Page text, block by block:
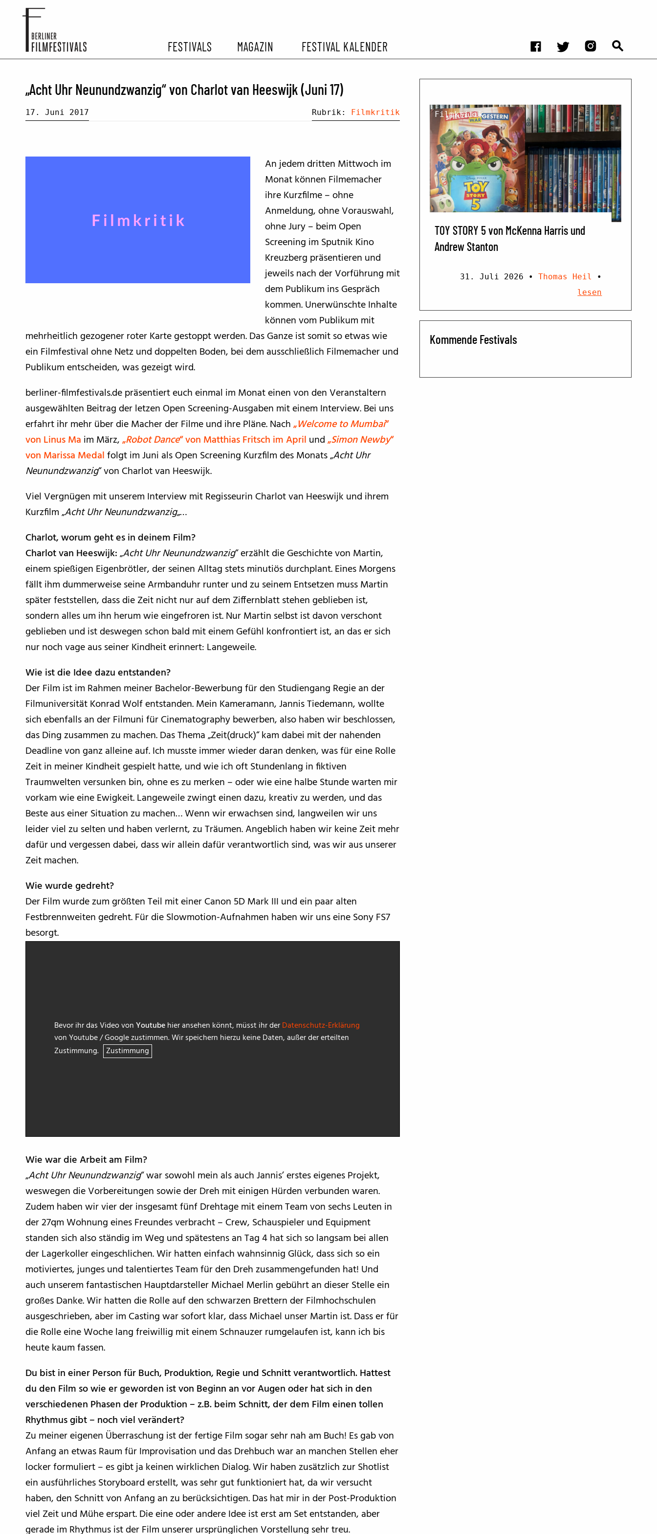
FESTIVALS
ARCHIV EHEMALIGER FILMFESTIVALS
MAGAZIN
FESTIVALBERICHTE
FILMKRITIKEN
FILM- UND SERIEN-TIPPS
BFF ON THE ROAD
FESTIVAL KALENDER
„Acht Uhr Neunundzwanzig“ von Charlot van Heeswijk (Juni 17)
17. Juni 2017 Rubrik: Filmkritik
An jedem dritten Mittwoch im
Monat können Filmemacher
ihre Kurzfilme – ohne
Anmeldung, ohne Vorauswahl,
ohne Jury – beim Open
Screening im Sputnik Kino
Kreuzberg präsentieren und
jeweils nach der Vorführung mit
dem Publikum ins Gespräch
kommen. Unerwünschte Inhalte
können vom Publikum mit
mehrheitlich gezogener roter Karte gestoppt werden. Das Ganze ist somit so etwas wie
ein Filmfestival ohne Netz und doppelten Boden, bei dem ausschließlich Filmemacher und
Publikum entscheiden, was gezeigt wird.
berliner-filmfestivals.de präsentiert euch einmal im Monat einen von den Veranstaltern
ausgewählten Beitrag der letzen Open Screening-Ausgaben mit einem Interview. Bei uns
erfahrt ihr mehr über die Macher der Filme und ihre Pläne. Nach„Welcome to Mumbai“
von Linus Ma im März,„Robot Dance“ von Matthias Fritsch im April und„Simon Newby“
von Marissa Medalfolgt im Juni als Open Screening Kurzfilm des Monats „Acht Uhr
Neunundzwanzig“ von Charlot van Heeswijk.
Viel Vergnügen mit unserem Interview mit Regisseurin Charlot van Heeswijk und ihrem
Kurzfilm „Acht Uhr Neunundzwanzig„…
Charlot, worum geht es in deinem Film?
Charlot van Heeswijk:„Acht Uhr Neunundzwanzig“ erzählt die Geschichte von Martin,
einem spießigen Eigenbrötler, der seinen Alltag stets minutiös durchplant. Eines Morgens
fällt ihm dummerweise seine Armbanduhr runter und zu seinem Entsetzen muss Martin
später feststellen, dass die Zeit nicht nur auf dem Ziffernblatt stehen geblieben ist,
sondern alles um ihn herum wie eingefroren ist. Nur Martin selbst ist davon verschont
geblieben und ist deswegen schon bald mit einem Gefühl konfrontiert ist, an das er sich
nur noch vage aus seiner Kindheit erinnert: Langeweile.
Wie ist die Idee dazu entstanden?
Der Film ist im Rahmen meiner Bachelor-Bewerbung für den Studiengang Regie an der
Filmuniversität Konrad Wolf entstanden. Mein Kameramann, Jannis Tiedemann, wollte
sich ebenfalls an der Filmuni für Cinematography bewerben, also haben wir beschlossen,
das Ding zusammen zu machen. Das Thema „Zeit(druck)“ kam dabei mit der nahenden
Deadline von ganz alleine auf. Ich musste immer wieder daran denken, was für eine Rolle
Zeit in meiner Kindheit gespielt hatte, und wie ich oft Stundenlang in fiktiven
Traumwelten versunken bin, ohne es zu merken – oder wie eine halbe Stunde warten mir
vorkam wie eine Ewigkeit. Langeweile zwingt einen dazu, kreativ zu werden, und das
Beste aus einer Situation zu machen… Wenn wir erwachsen sind, langweilen wir uns
leider viel zu selten und haben verlernt, zu Träumen. Angeblich haben wir keine Zeit mehr
dafür und vergessen dabei, dass wir allein dafür verantwortlich sind, was wir aus unserer
Zeit machen.
Wie wurde gedreht?
Der Film wurde zum größten Teil mit einer Canon 5D Mark III und ein paar alten
Festbrennweiten gedreht. Für die Slowmotion-Aufnahmen haben wir uns eine Sony FS7
besorgt.
Bevor ihr das Video vonYoutubehier ansehen könnt, müsst ihr derDatenschutz-Erklärung
von Youtube / Google zustimmen. Wir speichern hierzu keine Daten, außer der erteilten
Zustimmung. Zustimmung
Wie war die Arbeit am Film?
„Acht Uhr Neunundzwanzig“ war sowohl mein als auch Jannis’ erstes eigenes Projekt,
weswegen die Vorbereitungen sowie der Dreh mit einigen Hürden verbunden waren.
Zudem haben wir vier der insgesamt fünf Drehtage mit einem Team von sechs Leuten in
der 27qm Wohnung eines Freundes verbracht – Crew, Schauspieler und Equipment
standen sich also ständig im Weg und spätestens an Tag 4 hat sich so langsam bei allen
der Lagerkoller eingeschlichen. Wir hatten einfach wahnsinnig Glück, dass sich so ein
motiviertes, junges und talentiertes Team für den Dreh zusammengefunden hat! Und
auch unserem fantastischen Hauptdarsteller Michael Merlin gebührt an dieser Stelle ein
großes Danke. Wir hatten die Rolle auf den schwarzen Brettern der Filmhochschulen
ausgeschrieben, aber im Casting war sofort klar, dass Michael unser Martin ist. Dass er für
die Rolle eine Woche lang freiwillig mit einem Schnauzer rumgelaufen ist, kann ich bis
heute kaum fassen.
Du bist in einer Person für Buch, Produktion, Regie und Schnitt verantwortlich. Hattest
du den Film so wie er geworden ist von Beginn an vor Augen oder hat sich in den
verschiedenen Phasen der Produktion – z.B. beim Schnitt, der dem Film einen tollen
Rhythmus gibt – noch viel verändert?
Zu meiner eigenen Überraschung ist der fertige Film sogar sehr nah am Buch! Es gab von
Anfang an etwas Raum für Improvisation und das Drehbuch war an manchen Stellen eher
locker formuliert – es gibt ja keinen wirklichen Dialog. Wir haben zusätzlich zur Shotlist
ein ausführliches Storyboard erstellt, was sehr gut funktioniert hat, da wir versucht
haben, den Schnitt von Anfang an zu berücksichtigen. Das hat mir in der Post-Produktion
viel Zeit und Mühe erspart. Die eine oder andere Idee ist erst am Set entstanden, aber
gerade im Rhythmus ist der Film unserer ursprünglichen Vorstellung sehr treu.
Filmkritik
TOY STORY 5 von McKenna Harris und
Andrew Stanton
31. Juli 2026 • Thomas Heil
•
lesen
Kommende Festivals